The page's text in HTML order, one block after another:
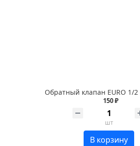
Обратный клапан EURO 1/2
150 ₽
шт
В корзину